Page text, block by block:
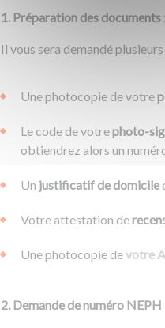
1. Préparation des documents
Il vous sera demandé
Une photocopie de votre
Le code de votrephoto-
obtiendrez alors un
Un justificatif de domicile
Votre attestation de
Une photocopie devotre
2. Demande de numéro NEPH